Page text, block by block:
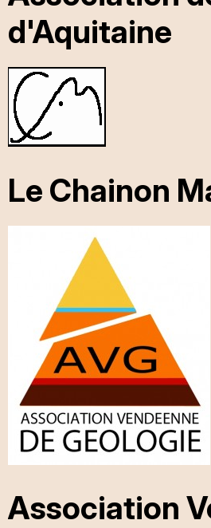
d'Aquitaine
Le Chainon
Association